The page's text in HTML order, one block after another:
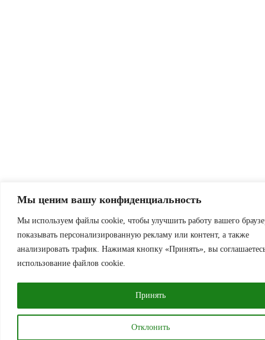
Мы ценим вашу конфиденциальность
Мы используем файлы cookie, чтобы улучшить работу вашего
показывать персонализированную рекламу или контент, а также
анализировать трафик. Нажимая кнопку «Принять», вы
использование файлов cookie.
Отклонить
Принять